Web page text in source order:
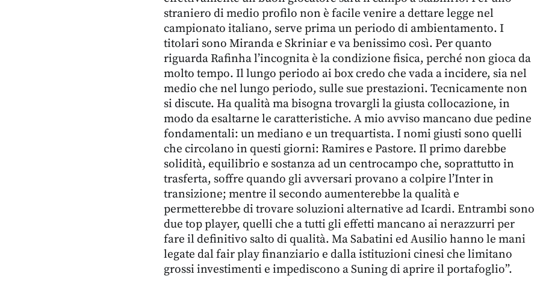
straniero di medio profilo non è facile venire a dettare legge nel
campionato italiano, serve prima un periodo di ambientamento. I
titolari sono Miranda e Skriniar e va benissimo così. Per quanto
riguarda Rafinha l’incognita è la condizione fisica, perché non gioca da
molto tempo. Il lungo periodo ai box credo che vada a incidere, sia nel
medio che nel lungo periodo, sulle sue prestazioni. Tecnicamente non
si discute. Ha qualità ma bisogna trovargli la giusta collocazione, in
modo da esaltarne le caratteristiche. A mio avviso mancano due pedine
fondamentali: un mediano e un trequartista. I nomi giusti sono quelli
che circolano in questi giorni: Ramires e Pastore. Il primo darebbe
solidità, equilibrio e sostanza ad un centrocampo che, soprattutto in
trasferta, soffre quando gli avversari provano a colpire l’Inter in
transizione; mentre il secondo aumenterebbe la qualità e
permetterebbe di trovare soluzioni alternative ad Icardi. Entrambi sono
due top player, quelli che a tutti gli effetti mancano ai nerazzurri per
fare il definitivo salto di qualità. Ma Sabatini ed Ausilio hanno le mani
legate dal fair play finanziario e dalla istituzioni cinesi che limitano
grossi investimenti e impediscono a Suning di aprire il portafoglio”.